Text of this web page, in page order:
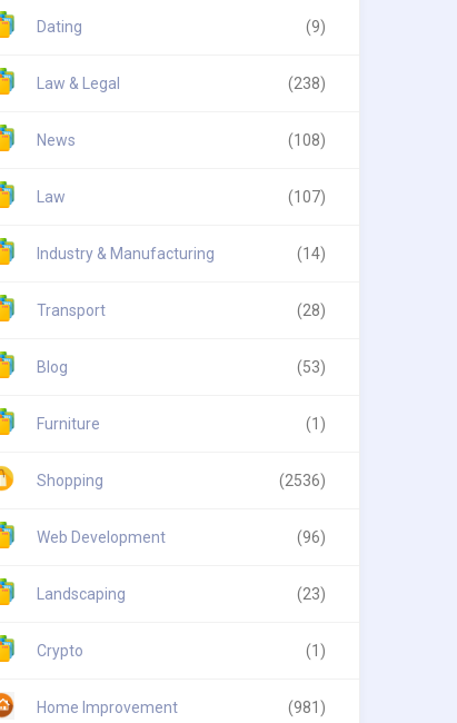
Dating (9)
Law & Legal (238)
News (108)
Law (107)
Industry & Manufacturing (14)
Transport (28)
Blog (53)
Furniture (1)
Shopping (2536)
Web Development (96)
Landscaping (23)
Crypto (1)
Home Improvement (981)